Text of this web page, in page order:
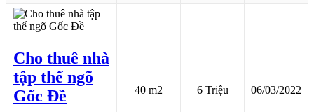
Cho thuê nhà
tập thể ngõ
Gốc Đề
40 m2 6 Triệu 06/03/2022